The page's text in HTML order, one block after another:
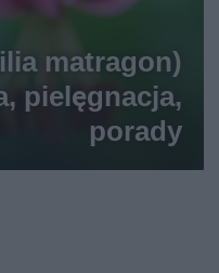
matragon)
pielęgnacja,
porady